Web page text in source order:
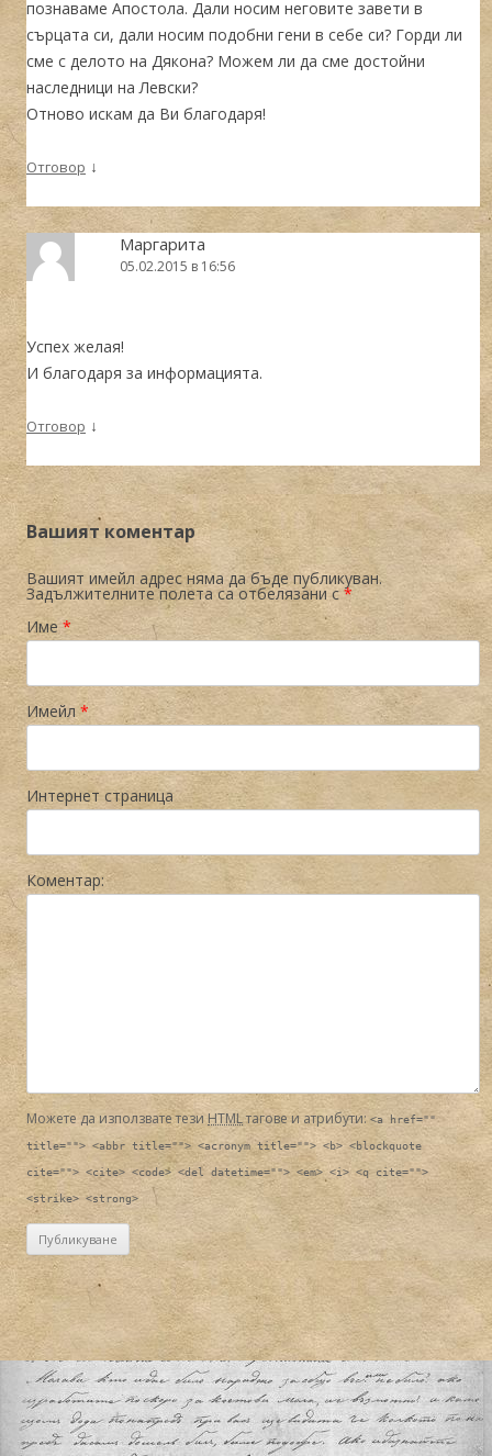
познаваме Апостола. Дали носим неговите завети в
сърцата си, дали носим подобни гени в себе си? Горди ли
сме с делото на Дякона? Можем ли да сме достойни
наследници на Левски?
Отново искам да Ви благодаря!
Отговор ↓
Маргарита
05.02.2015 в 16:56
Успех желая!
И благодаря за информацията.
Отговор ↓
Вашият коментар
Вашият имейл адрес няма да бъде публикуван.
Задължителните полета са отбелязани с*
Име*
Имейл *
Интернет страница
Коментар:
Можете да използвате тезиHTMLтагове и атрибути: <a href=""
title=""> <abbr title=""> <acronym title=""> <b> <blockquote
cite=""> <cite> <code> <del datetime=""> <em> <i> <q cite="">
<strike> <strong>